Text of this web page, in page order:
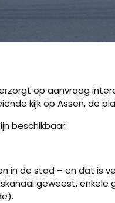
op aanvraag
kijk op Assen, de
beschikbaar.
in de stad – en dat is
geweest,